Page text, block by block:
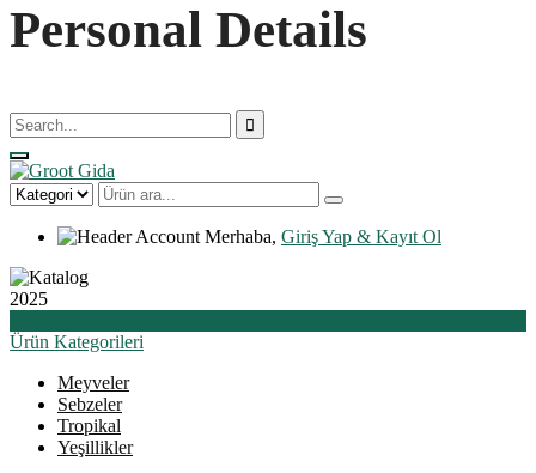
Personal Details
Merhaba, Giriş Yap & Kayıt Ol
2025
Ürün Kategorileri
Meyveler
Sebzeler
Tropikal
Yeşillikler